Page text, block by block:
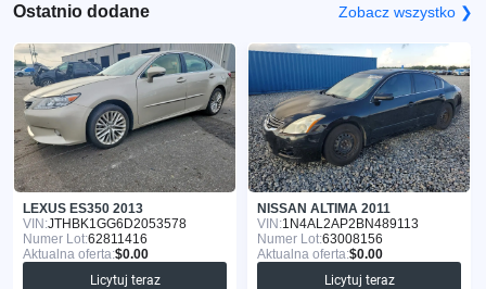
Ostatnio dodane Zobacz wszystko ❯
LEXUS ES350 2013
VIN:JTHBK1GG6D2053578
Numer Lot:62811416
Aktualna oferta:$0.00
Licytuj teraz
NISSAN ALTIMA 2011
VIN:1N4AL2AP2BN489113
Numer Lot:63008156
Aktualna oferta:$0.00
Licytuj teraz